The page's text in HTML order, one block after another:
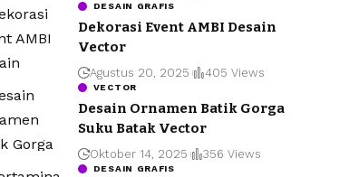
DESAIN GRAFIS
Dekorasi Event AMBI Desain
Vector
Agustus 20, 2025 405 Views
VECTOR
Desain Ornamen Batik Gorga
Suku Batak Vector
Oktober 14, 2025 356 Views
DESAIN GRAFIS